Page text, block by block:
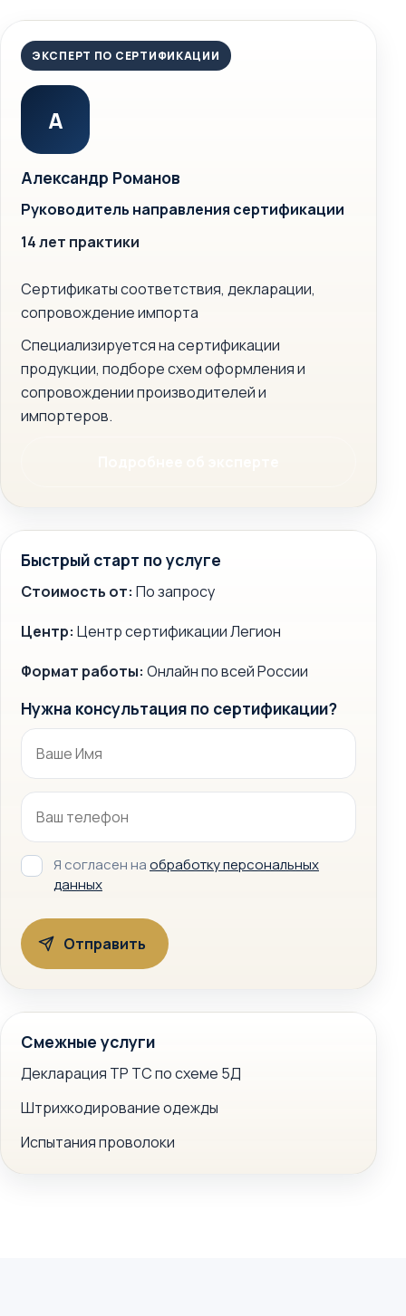
ЭКСПЕРТ ПО СЕРТИФИКАЦИИ
А
Александр Романов
Руководитель направления сертификации
14 лет практики
Сертификаты соответствия, декларации,
сопровождение импорта
Специализируется на сертификации
продукции, подборе схем оформления и
сопровождении производителей и
импортеров.
Быстрый старт по услуге
Стоимость от: По запросу
Центр: Центр сертификации Легион
Формат работы: Онлайн по всей России
Нужна консультация по сертификации?
Я согласен наобработку персональных
данных
Смежные услуги
Декларация ТР ТС по схеме 5Д
Штрихкодирование одежды
Испытания проволоки